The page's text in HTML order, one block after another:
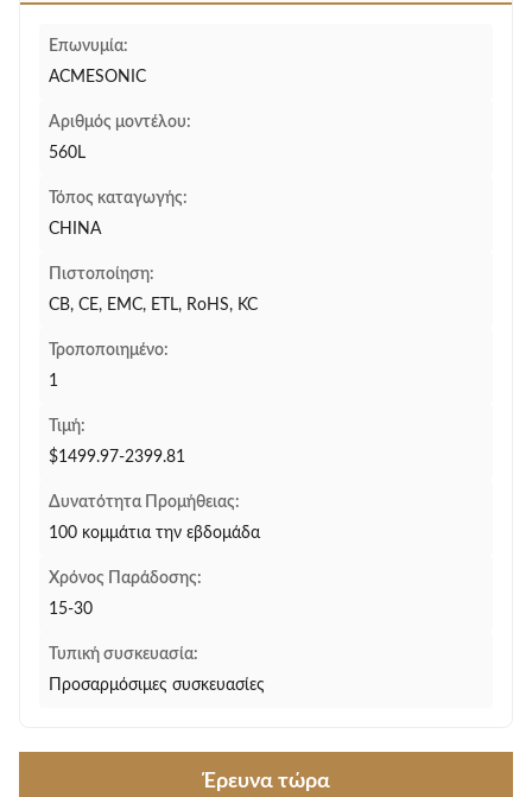
Επωνυμία:
ACMESONIC
Αριθμός μοντέλου:
560L
Τόπος καταγωγής:
CHINA
Πιστοποίηση:
CB, CE, EMC, ETL, RoHS, KC
Τροποποιημένο:
1
Τιμή:
$1499.97-2399.81
Δυνατότητα Προμήθειας:
100 κομμάτια την εβδομάδα
Χρόνος Παράδοσης:
15-30
Τυπική συσκευασία:
Προσαρμόσιμες συσκευασίες
Έρευνα τώρα